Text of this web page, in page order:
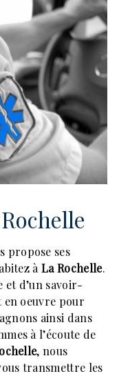
propose ses
àLa Rochelle.
et d’un savoir-
en oeuvre pour
ainsi dans
à l’écoute de
, nous
transmettre les